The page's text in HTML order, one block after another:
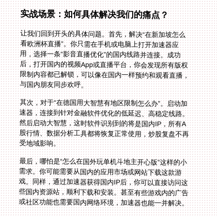
实战场景：如何具体解决我们的痛点？
让我们回到开头的具体问题。首先，解决“在新加坡怎么
看欧洲杯直播”。你只需在手机或电脑上打开加速器应
用，选择一条“影音直播优化”的国内线路并连接。成功
后，打开国内的视频App或直播平台，你会发现所有版权
限制内容都已解锁，可以像在国内一样预约和观看直播，
与国内朋友同步欢呼。
其次，对于“在德国用大智慧有地区限制怎么办”。启动加
速器，连接到针对金融软件优化的低延迟、高稳定线路。
然后启动大智慧，这时软件识别到的将是国内IP，所有A
股行情、数据分析工具都将恢复正常使用，炒股复盘不再
受地域影响。
最后，哪怕是“怎么在国外玩单机斗地主开心版”这样的小
需求。你可能需要从国内的应用市场或网站下载这款游
戏。同样，通过加速器获得国内IP后，你可以直接访问这
些国内资源站，顺利下载和安装。甚至有些游戏内的广告
或社区功能也需要国内网络环境，加速器也能一并解决。